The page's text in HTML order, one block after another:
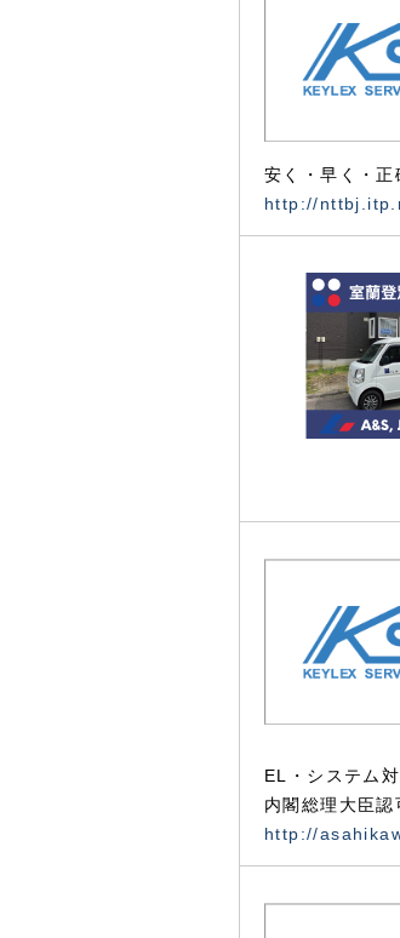
安く・早く・正
http://
EL・システム
内閣総理大臣
http://